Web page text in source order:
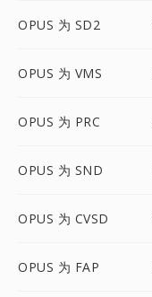
OPUS 为 SD2
OPUS 为 VMS
OPUS 为 PRC
OPUS 为 SND
OPUS 为 CVSD
OPUS 为 FAP